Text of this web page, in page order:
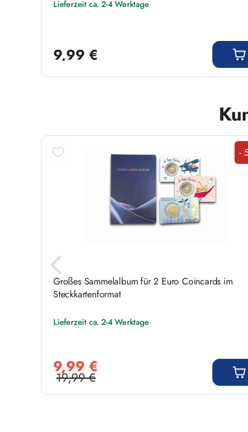
Lieferzeit ca. 2-4 Werktage
9,99 €
-
Großes Sammelalbum für 2 Euro Coincards im
Steckkartenformat
Lieferzeit ca. 2-4 Werktage
9,99 €
Regulärer Preis:
19,99 €